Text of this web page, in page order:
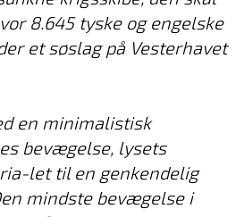
8.645 tyske og engelske
et søslag på Vesterhavet
en minimalistisk
bevægelse, lysets
let til en genkendelig
mindste bevægelse i